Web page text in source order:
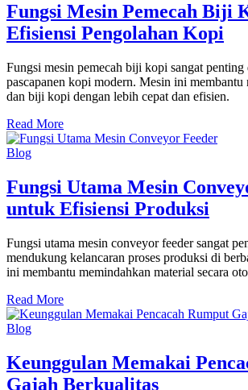
Fungsi Mesin Pemecah Biji
Efisiensi Pengolahan Kopi
Fungsi mesin pemecah biji kopi sangat penting
pascapanen kopi modern. Mesin ini
dan biji kopi dengan lebih cepat dan efisien.
Read More
Blog
Fungsi Utama Mesin
untuk Efisiensi Produksi
Fungsi utama mesin conveyor feeder sangat
mendukung kelancaran proses produksi di
ini membantu memindahkan material secara
Read More
Blog
Keunggulan Memakai
Gajah Berkualitas